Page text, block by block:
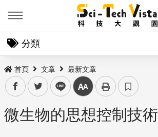
分類
首頁 文章 最新文章
facebooktwitter line 中
微生物的思想控制技術